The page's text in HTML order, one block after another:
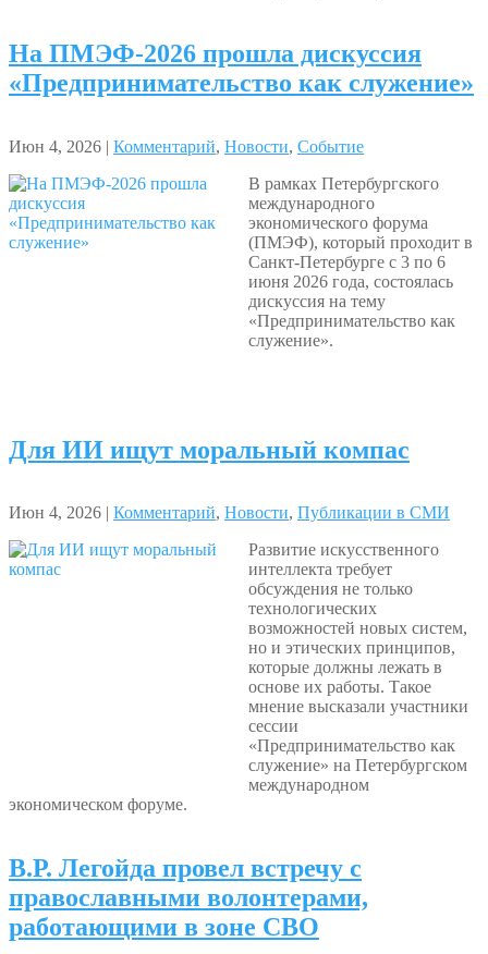
На ПМЭФ‑2026 прошла дискуссия
«Предпринимательство как служение»
Июн 4, 2026 | Комментарий, Новости, Событие
В рамках Петербургского
международного
экономического форума
(ПМЭФ), который проходит в
Санкт-Петербурге с 3 по 6
июня 2026 года, состоялась
дискуссия на тему
«Предпринимательство как
служение».
Для ИИ ищут моральный компас
Июн 4, 2026 | Комментарий, Новости, Публикации в СМИ
Развитие искусственного
интеллекта требует
обсуждения не только
технологических
возможностей новых систем,
но и этических принципов,
которые должны лежать в
основе их работы. Такое
мнение высказали участники
сессии
«Предпринимательство как
служение» на Петербургском
международном
экономическом форуме.
В.Р. Легойда провел встречу с
православными волонтерами,
работающими в зоне СВО